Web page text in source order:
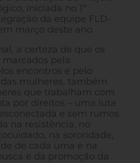
iniciada no 1º
da equipe FLD-
março deste ano.
a certeza de que os
pela
encontros e pelo
mulheres, também
que trabalham com
por direitos – uma luta
e sem rumos.
na resistência, no
na sororidade,
de cada uma e na
e da promoção da